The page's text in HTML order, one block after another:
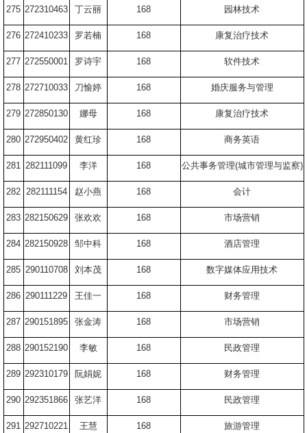
275 272310463 丁云丽 168 园林技术
276 272410233 罗若楠 168 康复治疗技术
277 272550001 罗诗宇 168 软件技术
278 272710033 刀愉婷 168 婚庆服务与管理
279 272850130 娜母 168 康复治疗技术
280 272950402 黄红珍 168 商务英语
281 282111099 李洋 168 公共事务管理(城市管理与监察)
282 282111154 赵小燕 168 会计
283 282150629 张欢欢 168 市场营销
284 282150928 邹中科 168 酒店管理
285 290110708 刘本茂 168 数字媒体应用技术
286 290111229 王佳一 168 财务管理
287 290151895 张金涛 168 市场营销
288 290152190 李敏 168 民政管理
289 292310179 阮娟妮 168 财务管理
290 292351866 张艺洋 168 民政管理
291 292710221 王慧 168 旅游管理